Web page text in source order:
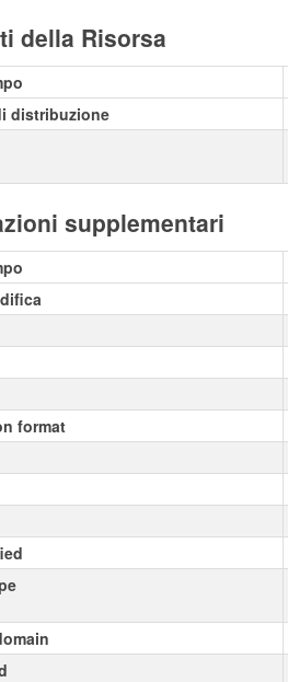
della Risorsa
distribuzione
supplementari
format